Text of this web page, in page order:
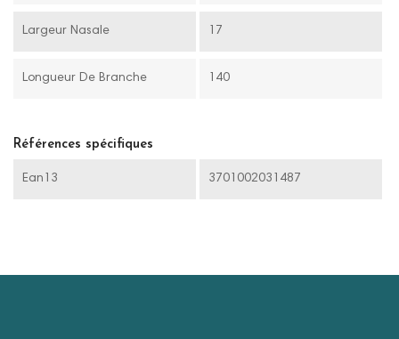
Largeur Nasale 17
Longueur De Branche 140
Références spécifiques
Ean13 3701002031487